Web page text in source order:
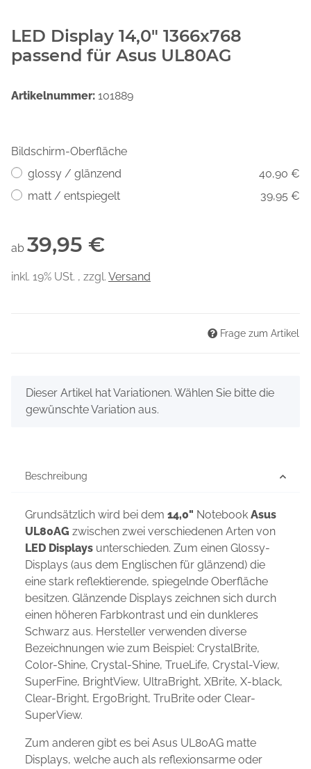
LED Display 14,0" 1366x768
passend für Asus UL80AG
Artikelnummer: 101889
Bildschirm-Oberfläche
glossy / glänzend
40,90 €
matt / entspiegelt
39,95 €
ab 39,95 €
inkl. 19% USt. , zzgl. Versand
Frage zum Artikel
x
Dieser Artikel hat Variationen. Wählen Sie bitte die
gewünschte Variation aus.
Beschreibung
Grundsätzlich wird bei dem 14,0" Notebook Asus
UL80AG zwischen zwei verschiedenen Arten von
LED Displays unterschieden. Zum einen Glossy-
Displays (aus dem Englischen für glänzend) die
eine stark reflektierende, spiegelnde Oberfläche
besitzen. Glänzende Displays zeichnen sich durch
einen höheren Farbkontrast und ein dunkleres
Schwarz aus. Hersteller verwenden diverse
Bezeichnungen wie zum Beispiel: CrystalBrite,
Color-Shine, Crystal-Shine, TrueLife, Crystal-View,
SuperFine, BrightView, UltraBright, XBrite, X-black,
Clear-Bright, ErgoBright, TruBrite oder Clear-
SuperView.
Zum anderen gibt es bei Asus UL80AG matte
Displays, welche auch als reflexionsarme oder